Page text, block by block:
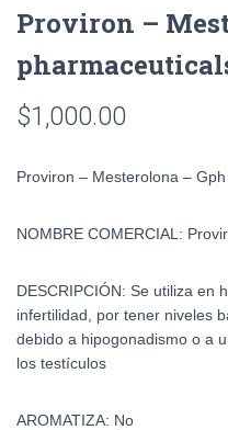
Proviron –
$1,000.00
Proviron – Mesterolona –
NOMBRE COMERCIAL:
DESCRIPCIÓN: Se utiliza en
infertilidad, por tener niveles
debido a hipogonadismo o a
los testículos
AROMATIZA: No